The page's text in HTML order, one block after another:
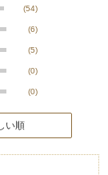
(54)
(6)
(5)
(0)
(0)
い順